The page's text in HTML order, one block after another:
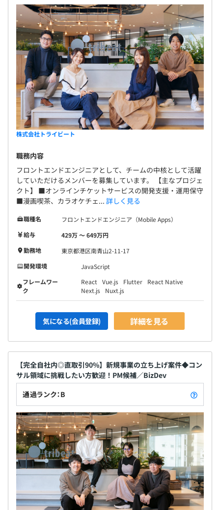
見極め、適切なソリューションを提案することを大切にし
ています。プロセス、アーキテクチャ、投資効果をデザイ
ンしながら、DX（デジタルトランスフォーメーション）
をドライブすることで、お客様のビジネス変革に貢献して
います。
小さな開発案件からスタートしたお取引が、徐々に高難易
度の課題解決の協働へと発展し、多くのお客様と長く強固
なパートナーシップを築いています。わたしたちは、お客
様に寄り添い、伴走し続けることで、ともに成長する関係
を構築していきます。
自社メンバーによるメンバー層とリーダー層の小規模な編
成になります。チームは各エンジニアの能力を考慮して分
けており、3〜4名または4〜5名で開発することが多いで
チームワーク重視なので、自分のことだけでなく、周りを
見ながら必要に応じて助けに入れる方が向いています。デ
ザイナーもいますが、エンジニア以外の領域の方たちの協
業もあります。
■案件の期間・担当工程
1つの案件の長さは、半年以内〜年単位での案件などさま
ざまです。基本的に納品後の保守などに関わるため、納品
して終わりということは少なく、最後まで顧客の事業成長
を運用後もしっかりサポートしています。
■1人当たりの担当案件
複数の案件、クラウドなどは掛け持ちでご担当いただきま
す。
3カ月（期間中の待遇・条件に差はありません）
株式会社トライビート
職務内容
フロントエンドエンジニアとして、チームの中核として活躍
していただけるメンバーを募集しています。 【主なプロジェ
クト】 ■オンラインチケットサービスの開発支援・運用保守
■漫画喫茶、カラオケチェ... 詳しく見る
職種名
フロントエンドエンジニア（Mobile Apps）
給与
429万 〜 649万円
勤務地
東京都港区南青山2-11-17
開発環境
JavaScript
フレームワー
ク
React Vue.js Flutter
React Native
Next.js
Nuxt.js
気になる(会員登録) 詳細を見る
【完全自社内◎直取引90%】新規事業の立ち上げ案件◆コン
サル領域に挑戦したい方歓迎！PM候補／BizDev
通過ランク：B